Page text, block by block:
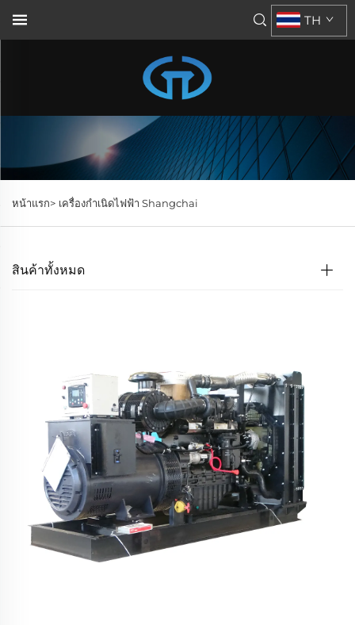
TH
หน้าแรก> เครื่องกำเนิดไฟฟ้า Shangchai
สินค้าทั้งหมด